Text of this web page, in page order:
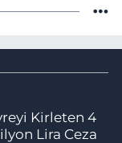
Kirleten 4
Lira Ceza